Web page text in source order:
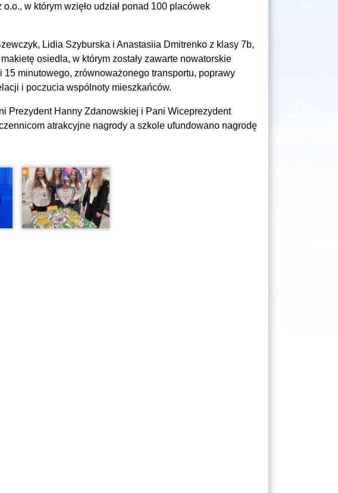
w którym wzięło udział ponad 100 placówek
Lidia Szyburska i Anastasiia Dmitrenko z klasy 7b,
osiedla, w którym zostały zawarte nowatorskie
minutowego, zrównoważonego transportu, poprawy
i poczucia wspólnoty mieszkańców.
Prezydent Hanny Zdanowskiej i Pani Wiceprezydent
atrakcyjne nagrody a szkole ufundowano nagrodę